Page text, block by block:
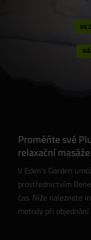
Proměňte své
relaxační
V Eden’s Garden
prostřednictvím
čas. Níže naleznete
metody při objednání